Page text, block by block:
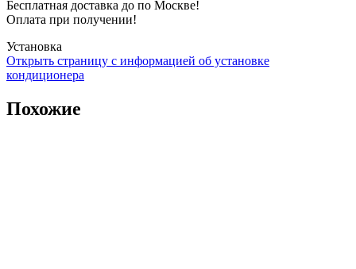
Бесплатная доставка до по Москве!
Оплата при получении!
Установка
Открыть страницу с информацией об установке
кондиционера
Похожие